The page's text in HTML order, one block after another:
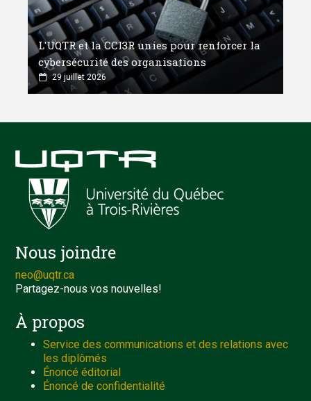
L'UQTR et la CCI3R unies pour renforcer la
cybersécurité des organisations
29 juillet 2026
Nous joindre
neo@uqtr.ca
Partagez-nous vos nouvelles!
À propos
Service des communications et des relations avec
les diplômés
Énoncé éditorial
Énoncé de confidentialité